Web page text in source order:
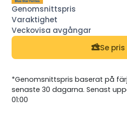
Se pris
*Genomsnittspris baserat på
senaste 30 dagarna. Senast
01:00